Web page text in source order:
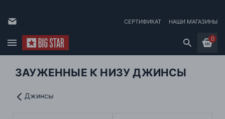
СЕРТИФИКАТ НАШИ МАГАЗИНЫ
0
ЗАУЖЕННЫЕ К НИЗУ ДЖИНСЫ
Джинсы